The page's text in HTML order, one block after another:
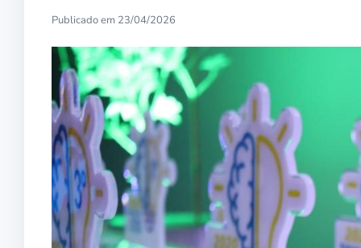
Publicado em 23/04/2026